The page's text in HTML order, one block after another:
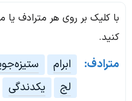
با کلیک بر روی هر مترادف
کنید.
مترادف: ابرام
لج
یکدندگی